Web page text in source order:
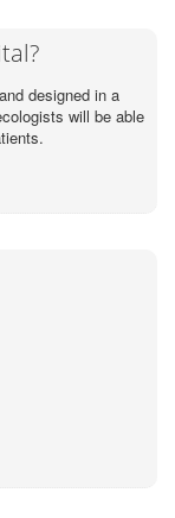
designed in a
will be able